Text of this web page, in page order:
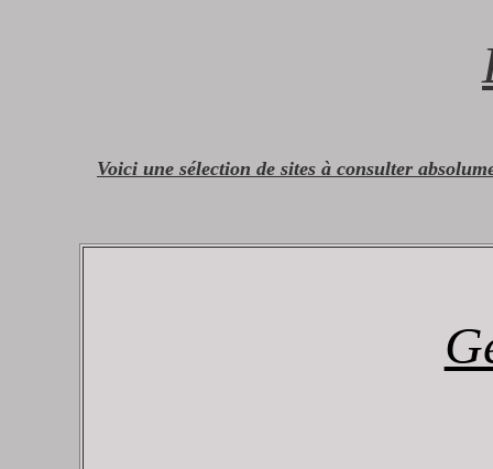
Voici une sélection de sites à consulter